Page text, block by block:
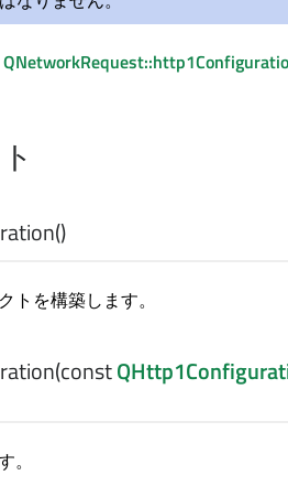
()
トを構築します。
(const